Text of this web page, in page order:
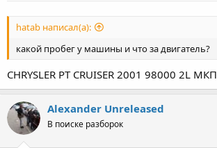
hatab написал(а):
какой пробег у машины и что за двигатель?
CHRYSLER PT CRUISER 2001 98000 2L МКП
Alexander Unreleased
В поиске разборок